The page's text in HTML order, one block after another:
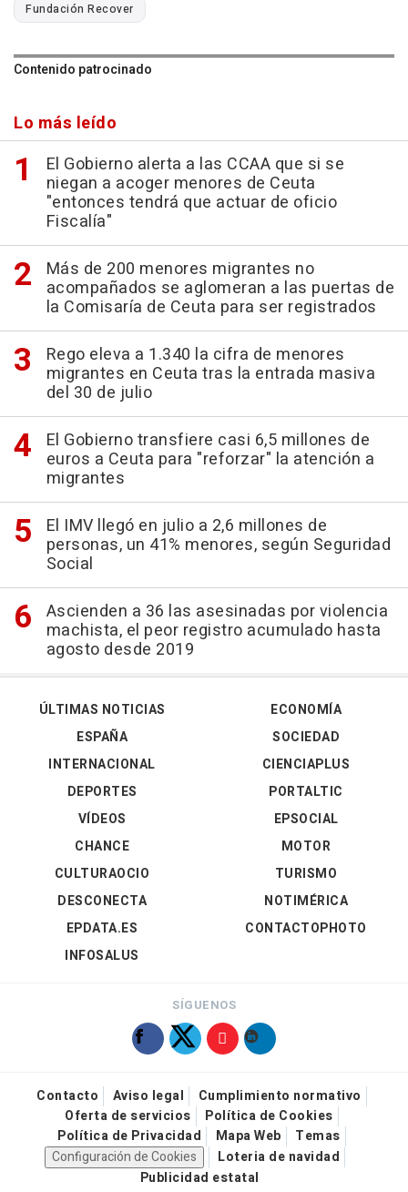
Fundación Recover
Contenido patrocinado
Lo más leído
El Gobierno alerta a las CCAA que si se
niegan a acoger menores de Ceuta
"entonces tendrá que actuar de oficio
Fiscalía"
Más de 200 menores migrantes no
acompañados se aglomeran a las puertas de
la Comisaría de Ceuta para ser registrados
Rego eleva a 1.340 la cifra de menores
migrantes en Ceuta tras la entrada masiva
del 30 de julio
El Gobierno transfiere casi 6,5 millones de
euros a Ceuta para "reforzar" la atención a
migrantes
El IMV llegó en julio a 2,6 millones de
personas, un 41% menores, según Seguridad
Social
Ascienden a 36 las asesinadas por violencia
machista, el peor registro acumulado hasta
agosto desde 2019
ÚLTIMAS NOTICIAS
ESPAÑA
INTERNACIONAL
DEPORTES
VÍDEOS
ECONOMÍA
SOCIEDAD
CIENCIAPLUS
PORTALTIC
EPSOCIAL
CHANCE
CULTURAOCIO
DESCONECTA
EPDATA.ES
INFOSALUS
MOTOR
TURISMO
NOTIMÉRICA
CONTACTOPHOTO
SÍGUENOS
Contacto Aviso legal
Cumplimiento normativo
Oferta de servicios
Política de Cookies
Política de Privacidad
Mapa Web
Temas
Configuración de Cookies
Loteria de navidad
Publicidad estatal